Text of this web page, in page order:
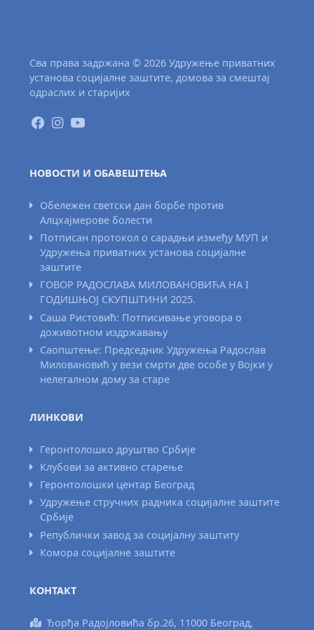
Сва права задржана © 2026 Удружење приватних
установа социјалне заштите, домова за смештај
одраслих и старијих
НОВОСТИ И ОБАВЕШТЕЊА
Обележен светски дан борбе против
Алцхајмерове болести
Потписан протокол о сарадњи између МУП и
Удружења приватних установа социјалне
заштите
ГОВОР РАДОСЛАВА МИЛОВАНОВИЋА НА I
ГОДИШЊОЈ СКУПШТИНИ 2025.
Саша Ристовић: Потписивање уговора о
доживотном издржавању
Саопштење: Председник Удружења Радослав
Миловановић у вези смрти две особе у Војки у
нелегалном дому за старе
ЛИНКОВИ
Геронтолошко друштво Србије
Клубови за активно старење
Геронтолошки центар Београд
Удружење стручних радника социјалне заштите
Србије
Републички завод за социјалну заштиту
Комора социјалне заштите
КОНТАКТ
Ђорђа Радојловића бр.26, 11000 Београд,